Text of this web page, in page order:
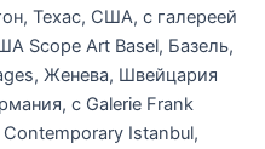
Техас, США, с галереей
Scope Art Basel, Базель,
Женева, Швейцария
с Galerie Frank
Istanbul,